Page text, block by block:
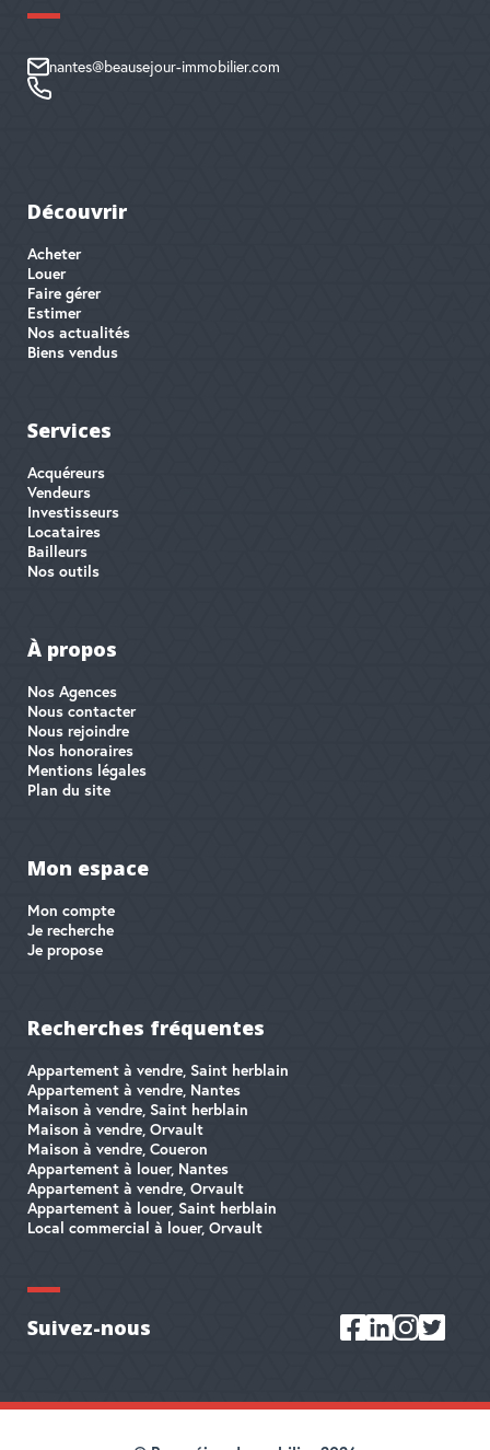
nantes@beausejour-immobilier.com
Découvrir
Acheter
Louer
Faire gérer
Estimer
Nos actualités
Biens vendus
Services
Acquéreurs
Vendeurs
Investisseurs
Locataires
Bailleurs
Nos outils
À propos
Nos Agences
Nous contacter
Nous rejoindre
Nos honoraires
Mentions légales
Plan du site
Mon espace
Mon compte
Je recherche
Je propose
Recherches fréquentes
Appartement à vendre, Saint herblain
Appartement à vendre, Nantes
Maison à vendre, Saint herblain
Maison à vendre, Orvault
Maison à vendre, Coueron
Appartement à louer, Nantes
Appartement à vendre, Orvault
Appartement à louer, Saint herblain
Local commercial à louer, Orvault
Suivez-nous